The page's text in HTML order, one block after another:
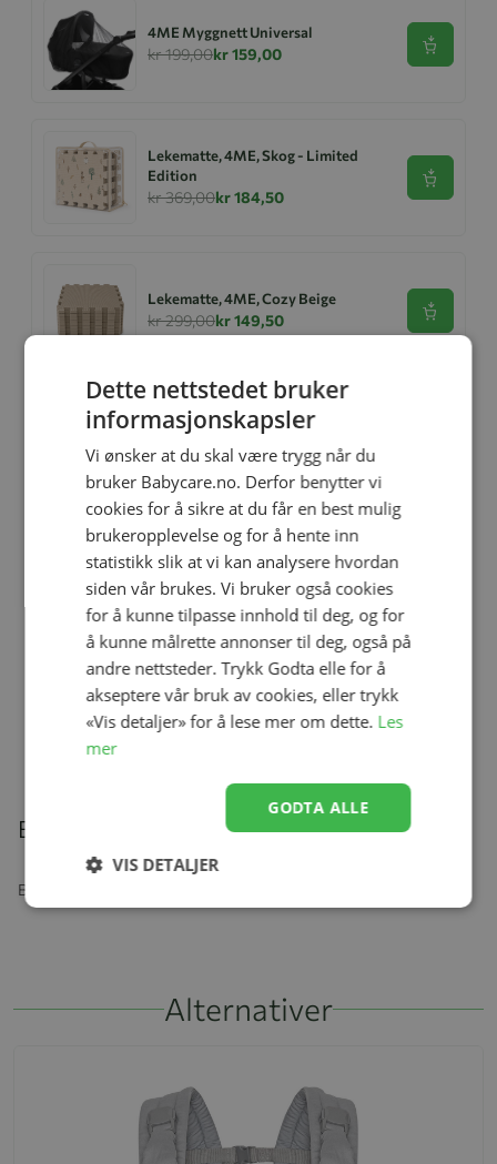
4ME Myggnett Universal
kr 199,00kr 159,00 Se
Lekematte, 4ME, Skog - Limited
Edition
kr 369,00kr 184,50
Se
Lekematte, 4ME, Cozy Beige
kr 299,00kr 149,50 Se
Lekematte, 4ME, Hav - Limited
kr 369,00kr 184,50
Ullbody, Helledussen, Deep Oak
kr 279,00 kr 167,40
Stol, Tripp Trapp® Stokke, Oak Natur
kr 2 999,00 kr 2 449,00
Beskrivelse
Bæresele, 360, ErgoBaby, Cool Air, Mint
Alternativer
Dette nettstedet bruker
informasjonskapsler
Vi ønsker at du skal være trygg når du
bruker Babycare.no. Derfor benytter vi
cookies for å sikre at du får en best mulig
brukeropplevelse og for å hente inn
statistikk slik at vi kan analysere hvordan
siden vår brukes. Vi bruker også cookies
for å kunne tilpasse innhold til deg, og for
å kunne målrette annonser til deg, også på
andre nettsteder. Trykk Godta elle for å
akseptere vår bruk av cookies, eller trykk
«Vis detaljer» for å lese mer om dette. Les
mer
GODTA ALLE
VIS DETALJER